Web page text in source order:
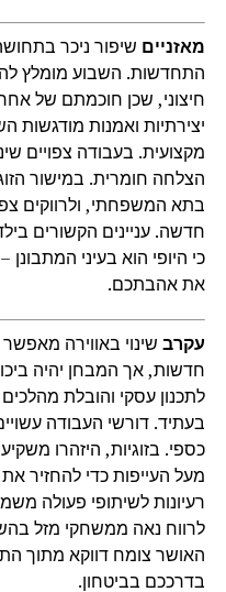
מאזניים שיפור ניכר
התחדשות. השבוע מומלץ
חיצוני, שכן חוכמתם של
יצירתיות ואמנות מודגשות
מקצועית. בעבודה צפויים
הצלחה חומרית. במישור
בתא המשפחתי, ולרווקים
חדשה. עניינים הקשורים
כי היופי הוא בעיני
את אהבתכם.
עקרבשינוי באווירה מאפשר
חדשות, אך המבחן יהיה
לתכנון עסקי והובלת
בעתיד. דורשי העבודה
כספי. בזוגיות, היזהרו
מעל העייפות כדי להחזיר
רעיונות לשיתופי פעולה
לרווח נאה ממשחקי מזל
האושר צומח דווקא מתוך
בדרככם בביטחון.